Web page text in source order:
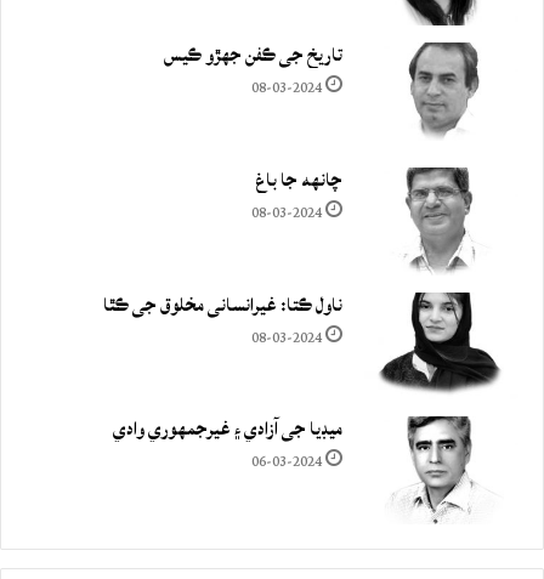
تاريخ جي ڪفن جھڙو ڪيس
08-03-2024
چانهه جا باغ
08-03-2024
ناول ڪتا: غيرانساني مخلوق جي ڪٿا
08-03-2024
ميڊيا جي آزادي ۽ غيرجمھوري وادي
06-03-2024